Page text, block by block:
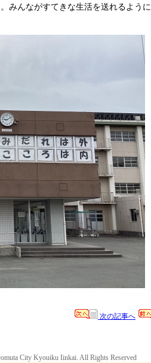
みんながすてきな生活を送れるように
次の記事へ
City Kyouiku Iinkai. All Rights Reserved